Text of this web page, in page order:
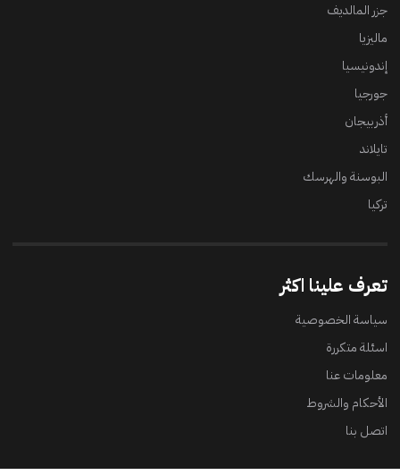
جزر المالديف
ماليزيا
إندونيسيا
جورجيا
أذربيجان
تايلاند
البوسنة والهرسك
تركيا
تعرف علينا اكثر
سياسة الخصوصية
اسئلة متكررة
معلومات عنا
الأحكام والشروط
اتصل بنا